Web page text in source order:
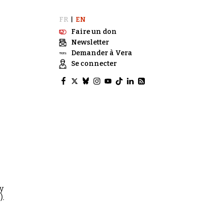
FR
EN
Faire un don
Newsletter
Demander à Vera
Se connecter